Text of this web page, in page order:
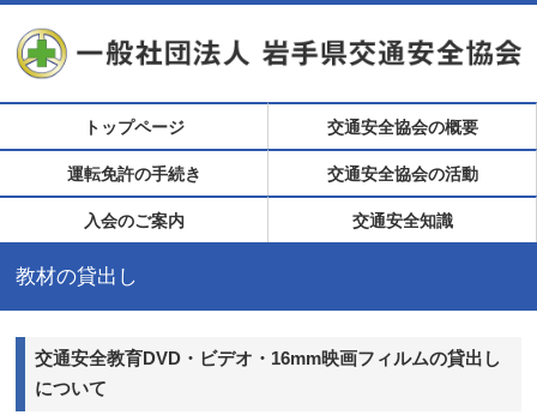
トップページ 交通安全協会の概要
運転免許の手続き 交通安全協会の活動
入会のご案内 交通安全知識
教材の貸出し
交通安全教育DVD・ビデオ・16mm映画フィルムの貸出し
について